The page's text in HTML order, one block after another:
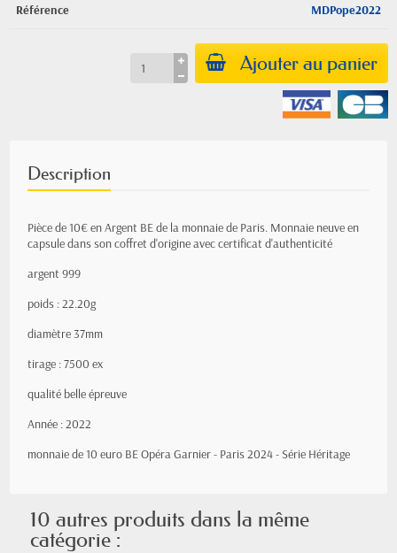
Référence MDPope2022
Ajouter au panier
Description
Pièce de 10€ en Argent BE de la monnaie de Paris. Monnaie neuve en
capsule dans son coffret d'origine avec certificat d'authenticité
argent 999
poids : 22.20g
diamètre 37mm
tirage : 7500 ex
qualité belle épreuve
Année : 2022
monnaie de 10 euro BE Opéra Garnier - Paris 2024 - Série Héritage
10 autres produits dans la même
catégorie :